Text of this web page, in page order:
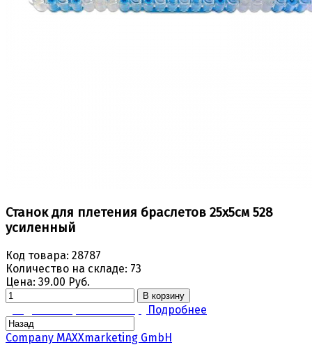
Станок для плетения браслетов 25х5см 528
усиленный
Код товара: 28787
Количество на складе: 73
Цена: 39.00 Руб.
В корзину
Подробнее
Company MAXXmarketing GmbH